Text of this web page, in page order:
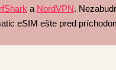
a NordVPN.
eSIM ešte pred